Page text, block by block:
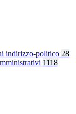
indirizzo-politico 28
1118